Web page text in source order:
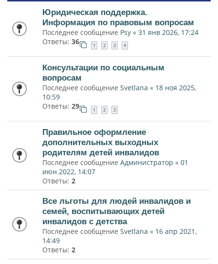
Юридическая поддержка.
Информация по правовым вопросам
Последнее сообщение Psy « 31 янв 2026, 17:24
Ответы: 36 1 2 3 4
Консультации по социальным
вопросам
Последнее сообщение Svetlana « 18 ноя 2025,
10:59
Ответы: 29 1 2 3
Правильное оформление
дополнительных выходных
родителям детей инвалидов
Последнее сообщение Администратор « 01
июн 2022, 14:07
Ответы: 2
Все льготы для людей инвалидов и
семей, воспитывающих детей
инвалидов с детства
Последнее сообщение Svetlana « 16 апр 2021,
14:49
Ответы: 2